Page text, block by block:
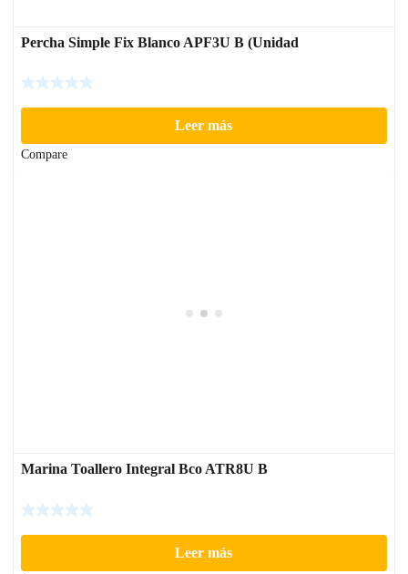
Percha Simple Fix Blanco APF3U B (Unidad
Leer más
Compare
Marina Toallero Integral Bco ATR8U B
Leer más